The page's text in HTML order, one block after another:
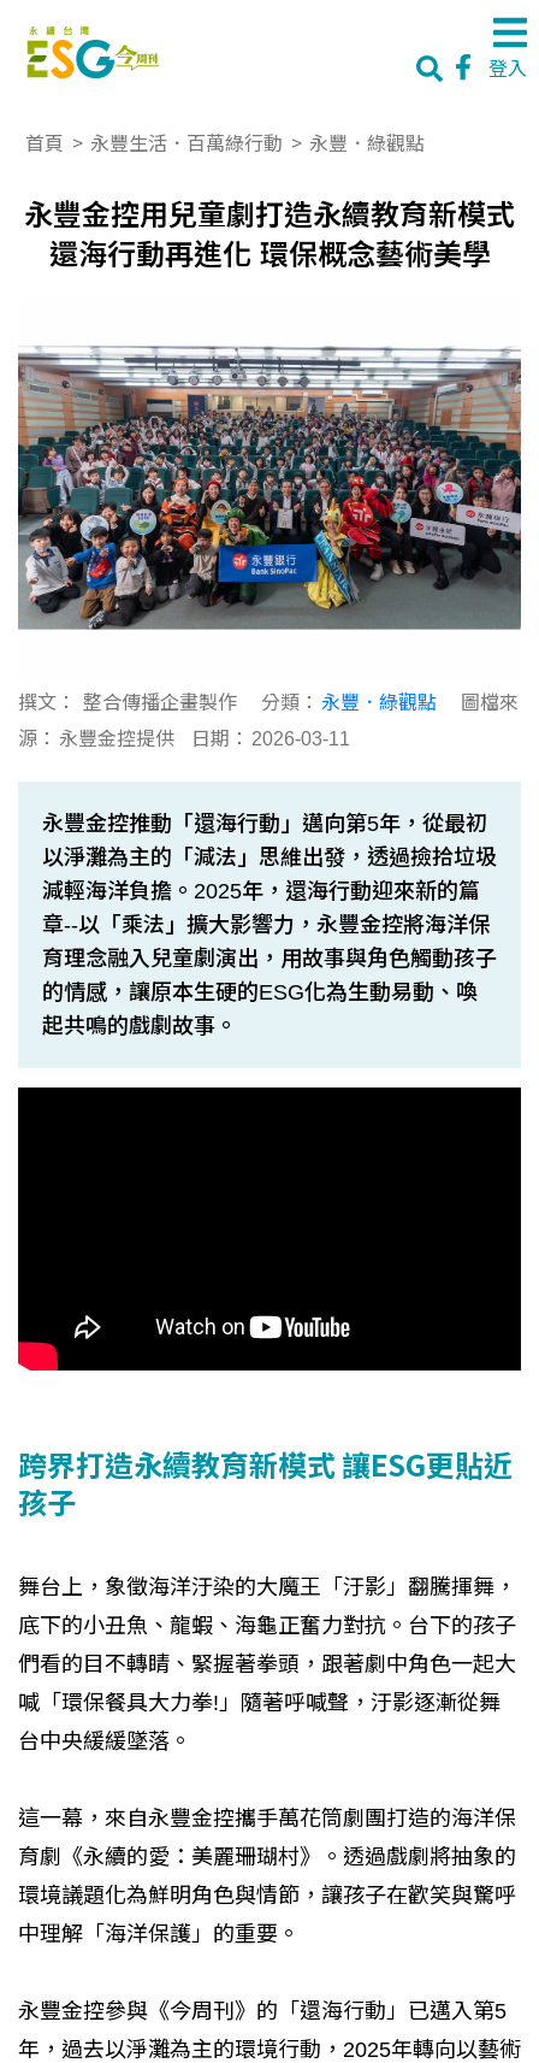
登入
首頁 > 永豐生活．百萬綠行動 > 永豐．綠觀點
永豐金控用兒童劇打造永續教育新模式
還海行動再進化 環保概念藝術美學
撰文： 整合傳播企畫製作 分類： 永豐．綠觀點
圖檔來
源： 永豐金控提供 日期： 2026-03-11
永豐金控推動「還海行動」邁向第5年，從最初
以淨灘為主的「減法」思維出發，透過撿拾垃圾
減輕海洋負擔。2025年，還海行動迎來新的篇
章--以「乘法」擴大影響力，永豐金控將海洋保
育理念融入兒童劇演出，用故事與角色觸動孩子
的情感，讓原本生硬的ESG化為生動易動、喚
起共鳴的戲劇故事。
跨界打造永續教育新模式 讓ESG更貼近
孩子
舞台上，象徵海洋汙染的大魔王「汙影」翻騰揮舞，
底下的小丑魚、龍蝦、海龜正奮力對抗。台下的孩子
們看的目不轉睛、緊握著拳頭，跟著劇中角色一起大
喊「環保餐具大力拳!」隨著呼喊聲，汙影逐漸從舞
台中央緩緩墜落。
這一幕，來自永豐金控攜手萬花筒劇團打造的海洋保
育劇《永續的愛：美麗珊瑚村》。透過戲劇將抽象的
環境議題化為鮮明角色與情節，讓孩子在歡笑與驚呼
中理解「海洋保護」的重要。
永豐金控參與《今周刊》的「還海行動」已邁入第5
年，過去以淨灘為主的環境行動，2025年轉向以藝術